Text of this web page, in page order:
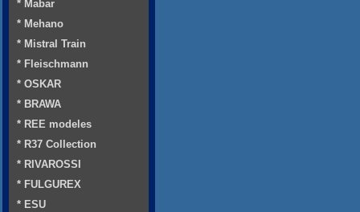
* Mabar
* Mehano
* Mistral Train
* Fleischmann
* OSKAR
* BRAWA
* REE modeles
* R37 Collection
* RIVAROSSI
* FULGUREX
* ESU